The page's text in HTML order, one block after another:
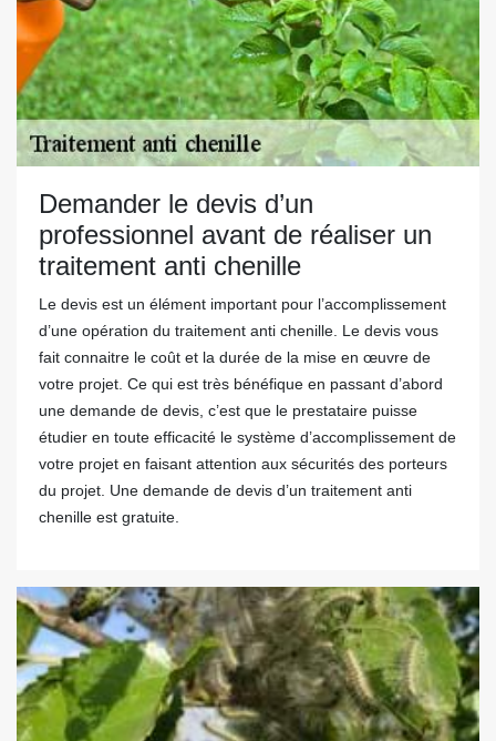
Demander le devis d’un
professionnel avant de réaliser un
traitement anti chenille
Le devis est un élément important pour l’accomplissement
d’une opération du traitement anti chenille. Le devis vous
fait connaitre le coût et la durée de la mise en œuvre de
votre projet. Ce qui est très bénéfique en passant d’abord
une demande de devis, c’est que le prestataire puisse
étudier en toute efficacité le système d’accomplissement de
votre projet en faisant attention aux sécurités des porteurs
du projet. Une demande de devis d’un traitement anti
chenille est gratuite.